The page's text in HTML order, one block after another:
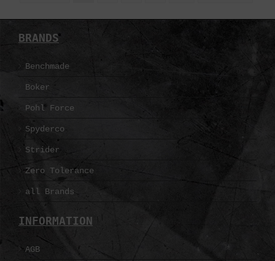
BRANDS
Benchmade
Boker
Pohl Force
Spyderco
Strider
Zero Tolerance
all Brands
INFORMATION
AGB